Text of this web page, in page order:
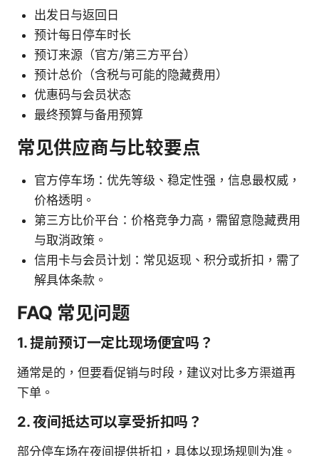
出发日与返回日
预计每日停车时长
预订来源（官方/第三方平台）
预计总价（含税与可能的隐藏费用）
优惠码与会员状态
最终预算与备用预算
常见供应商与比较要点
官方停车场：优先等级、稳定性强，信息最权威，
价格透明。
第三方比价平台：价格竞争力高，需留意隐藏费用
与取消政策。
信用卡与会员计划：常见返现、积分或折扣，需了
解具体条款。
FAQ 常见问题
1. 提前预订一定比现场便宜吗？
通常是的，但要看促销与时段，建议对比多方渠道再
下单。
2. 夜间抵达可以享受折扣吗？
部分停车场在夜间提供折扣，具体以现场规则为准。